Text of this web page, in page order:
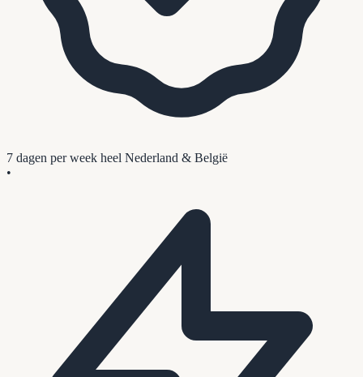
7 dagen per week heel Nederland & België
•